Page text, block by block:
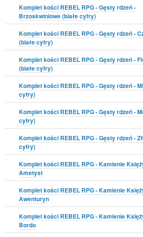
Komplet kości REBEL RPG - Gęsty rdzeń -
Brzoskwiniowe (białe cyfry)
Komplet kości REBEL RPG - Gęsty rdzeń -
(białe cyfry)
Komplet kości REBEL RPG - Gęsty rdzeń -
(białe cyfry)
Komplet kości REBEL RPG - Gęsty rdzeń -
cyfry)
Komplet kości REBEL RPG - Gęsty rdzeń -
cyfry)
Komplet kości REBEL RPG - Gęsty rdzeń -
cyfry)
Komplet kości REBEL RPG - Kamienie
Ametyst
Komplet kości REBEL RPG - Kamienie
Awenturyn
Komplet kości REBEL RPG - Kamienie
Bordo